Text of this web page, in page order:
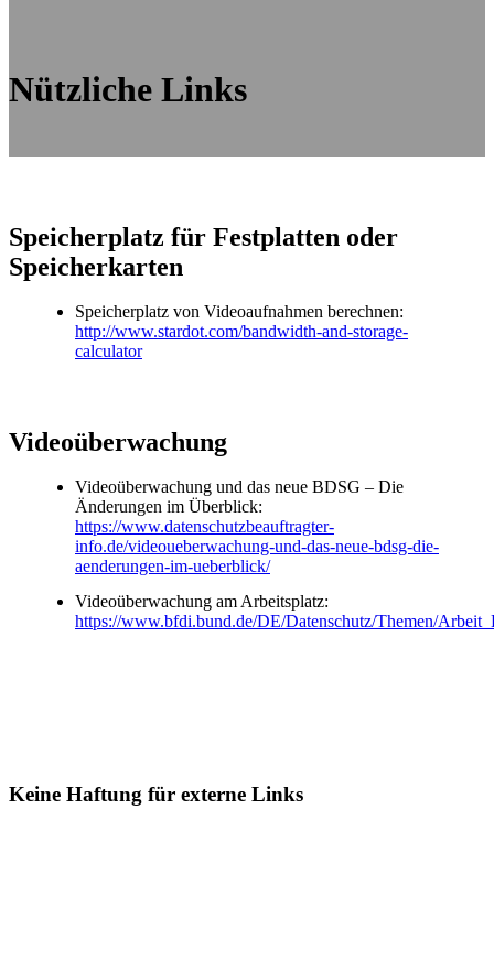
Nützliche Links
Speicherplatz für Festplatten oder
Speicherkarten
Speicherplatz von Videoaufnahmen berechnen:
http://www.stardot.com/bandwidth-and-storage-
calculator
Videoüberwachung
Videoüberwachung und das neue BDSG – Die
Änderungen im Überblick:
https://www.datenschutzbeauftragter-
info.de/videoueberwachung-und-das-neue-bdsg-die-
aenderungen-im-ueberblick/
Videoüberwachung am Arbeitsplatz:
https://www.bfdi.bund.de/DE/Datenschutz/Themen/
Keine Haftung für externe Links